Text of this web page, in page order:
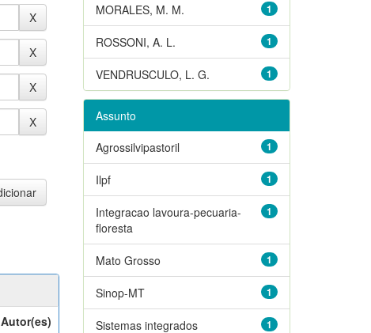
Autor(es)
1
MORALES, M. M.
1
ROSSONI, A. L.
1
VENDRUSCULO, L. G.
Assunto
1
Agrossilvipastoril
1
Ilpf
1
Integracao lavoura-pecuaria-
floresta
1
Mato Grosso
1
Sinop-MT
1
Sistemas integrados